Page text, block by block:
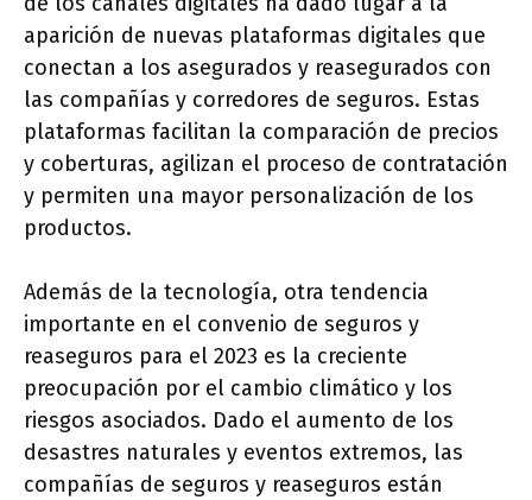
aparición de nuevas plataformas digitales que
conectan a los asegurados y reasegurados con
las compañías y corredores de seguros. Estas
plataformas facilitan la comparación de precios
y coberturas, agilizan el proceso de contratación
y permiten una mayor personalización de los
productos.
Además de la tecnología, otra tendencia
importante en el convenio de seguros y
reaseguros para el 2023 es la creciente
preocupación por el cambio climático y los
riesgos asociados. Dado el aumento de los
desastres naturales y eventos extremos, las
compañías de seguros y reaseguros están